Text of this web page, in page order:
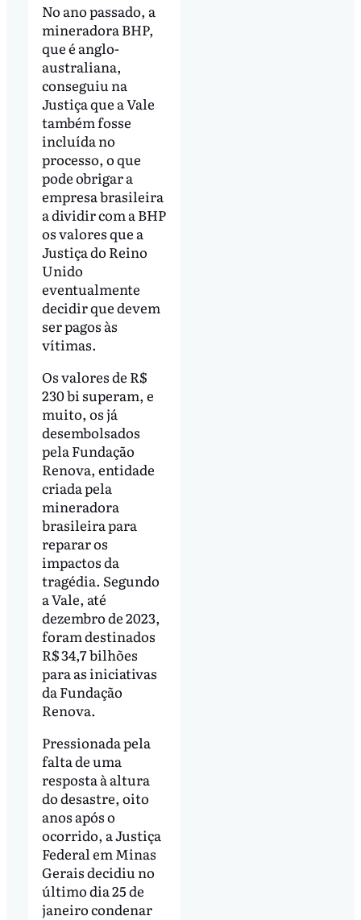
No ano passado, a
mineradora BHP,
que é anglo-
australiana,
conseguiu na
Justiça que a Vale
também fosse
incluída no
processo, o que
pode obrigar a
empresa brasileira
a dividir com a BHP
os valores que a
Justiça do Reino
Unido
eventualmente
decidir que devem
ser pagos às
vítimas.
Os valores de R$
230 bi superam, e
muito, os já
desembolsados
pela Fundação
Renova, entidade
criada pela
mineradora
brasileira para
reparar os
impactos da
tragédia. Segundo
a Vale, até
dezembro de 2023,
foram destinados
R$ 34,7 bilhões
para as iniciativas
da Fundação
Renova.
Pressionada pela
falta de uma
resposta à altura
do desastre, oito
anos após o
ocorrido, a Justiça
Federal em Minas
Gerais decidiu no
último dia 25 de
janeiro condenar